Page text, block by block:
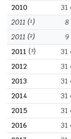
2010
31
2011 (¹) 8
2011 (²) 9
2011 (³) 31
2012
31
2013
31
2014
31
2015
31
2016
31